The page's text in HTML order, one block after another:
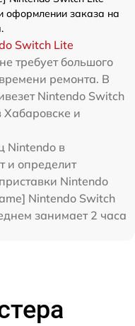
оформлении заказа на
Switch Lite
требует большого
ремонта. В
Nintendo Switch
Хабаровске и
Nintendo в
и определит
Nintendo
Nintendo Switch
занимает 2 часа